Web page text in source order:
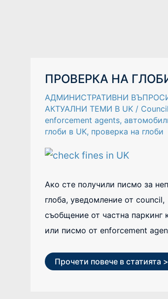
ПРОВЕРКА НА
АДМИНИСТРАТИВНИ
АКТУАЛНИ ТЕМИ В UK/
enforcement agents,
глоби в UK, проверка на глоби
Ако сте получили писмо за
глоба, уведомление от council,
съобщение от частна паркинг
или писмо от enforcement
ПРОВЕРКА
НА
В
UK
Прочети повече в статията >